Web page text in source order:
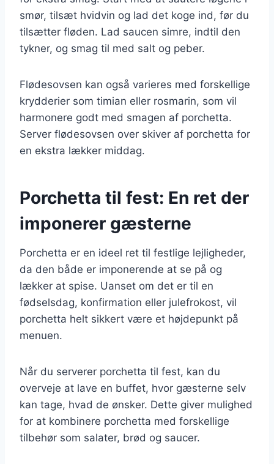
smør, tilsæt hvidvin og lad det koge ind, før du
tilsætter fløden. Lad saucen simre, indtil den
tykner, og smag til med salt og peber.
Flødesovsen kan også varieres med forskellige
krydderier som timian eller rosmarin, som vil
harmonere godt med smagen af porchetta.
Server flødesovsen over skiver af porchetta for
en ekstra lækker middag.
Porchetta til fest: En ret der
imponerer gæsterne
Porchetta er en ideel ret til festlige lejligheder,
da den både er imponerende at se på og
lækker at spise. Uanset om det er til en
fødselsdag, konfirmation eller julefrokost, vil
porchetta helt sikkert være et højdepunkt på
menuen.
Når du serverer porchetta til fest, kan du
overveje at lave en buffet, hvor gæsterne selv
kan tage, hvad de ønsker. Dette giver mulighed
for at kombinere porchetta med forskellige
tilbehør som salater, brød og saucer.